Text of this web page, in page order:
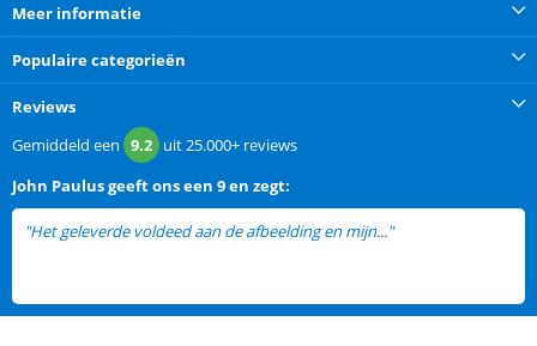
Meer informatie
Populaire categorieën
Reviews
Gemiddeld een 9.2 uit25.000+ reviews
John Paulusgeeft ons een 9 en zegt:
"Het geleverde voldeed aan de afbeelding en mijn..."